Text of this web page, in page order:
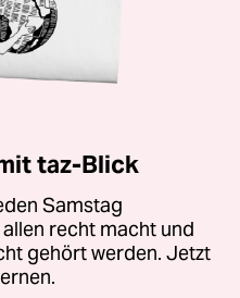
taz-Blick
Samstag
recht macht und
gehört werden. Jetzt